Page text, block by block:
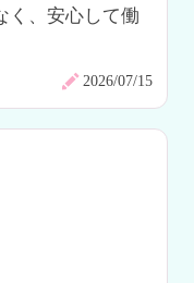
く、安心して働
2026/07/15